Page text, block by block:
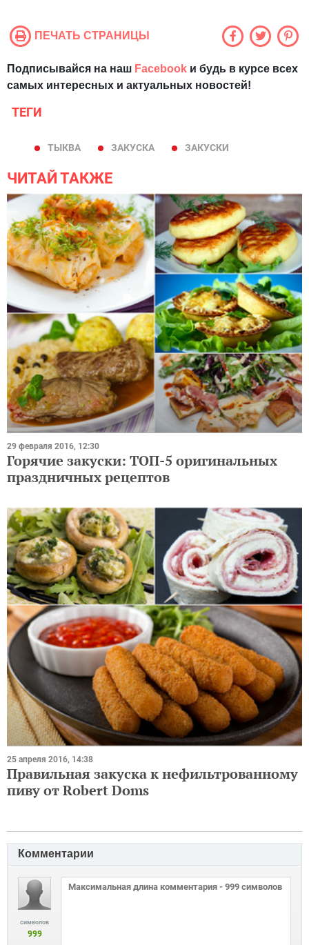
ПЕЧАТЬ СТРАНИЦЫ
Подписывайся на наш Facebook и будь в курсе всех
самых интересных и актуальных новостей!
ТЕГИ
ТЫКВА ЗАКУСКА ЗАКУСКИ
ЧИТАЙ ТАКЖЕ
29 февраля 2016, 12:30
Горячие закуски: ТОП-5 оригинальных
праздничных рецептов
25 апреля 2016, 14:38
Правильная закуска к нефильтрованному
пиву от Robert Doms
Комментарии
символов
999